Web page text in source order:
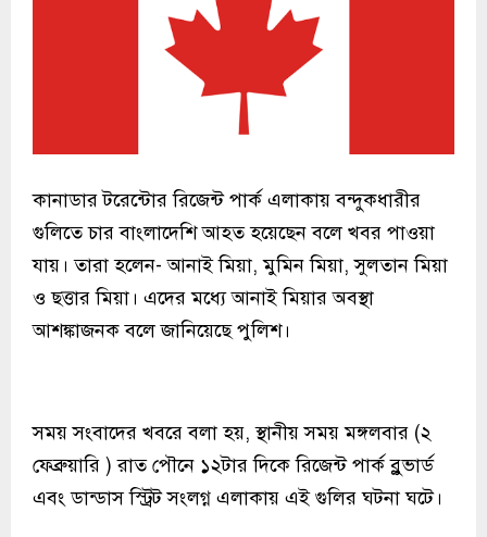
কানাডার টরেন্টোর রিজেন্ট পার্ক এলাকায় বন্দুকধারীর
গুলিতে চার বাংলাদেশি আহত হয়েছেন বলে খবর পাওয়া
যায়। তারা হলেন- আনাই মিয়া, মুমিন মিয়া, সুলতান মিয়া
ও ছত্তার মিয়া। এদের মধ্যে আনাই মিয়ার অবস্থা
আশঙ্কাজনক বলে জানিয়েছে পুলিশ।
সময় সংবাদের খবরে বলা হয়, স্থানীয় সময় মঙ্গলবার (২
ফেব্রুয়ারি ) রাত পৌনে ১২টার দিকে রিজেন্ট পার্ক ব্লুভার্ড
এবং ডান্ডাস স্ট্রিট সংলগ্ন এলাকায় এই গুলির ঘটনা ঘটে।